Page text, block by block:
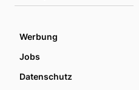
Werbung
Jobs
Datenschutz